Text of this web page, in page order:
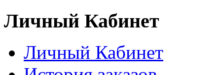
Личный Кабинет
Личный Кабинет